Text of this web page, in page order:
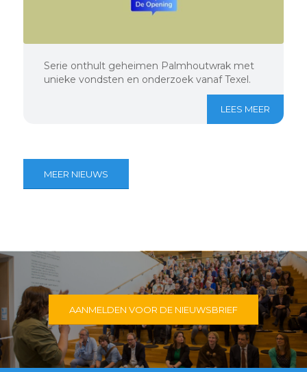
Serie onthult geheimen Palmhoutwrak met
unieke vondsten en onderzoek vanaf Texel.
LEES MEER
MEER NIEUWS
AANMELDEN VOOR DE NIEUWSBRIEF